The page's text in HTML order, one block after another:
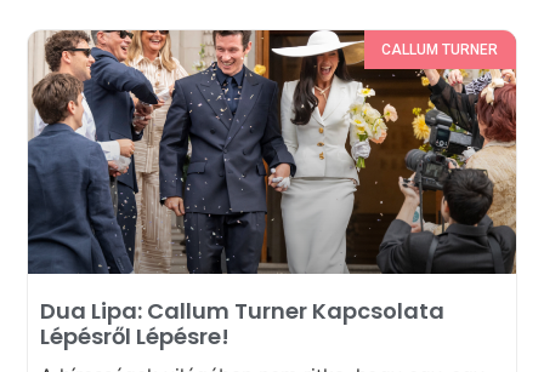
CALLUM TURNER
Dua Lipa: Callum Turner Kapcsolata
Lépésről Lépésre!